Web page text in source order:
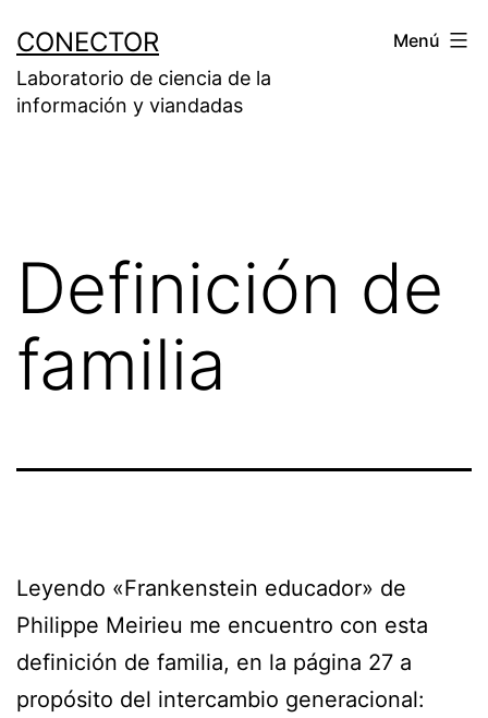
contenido
CONECTOR
Laboratorio de ciencia de la
información y viandadas
Menú
Definición de
familia
Leyendo «Frankenstein educador» de
Philippe Meirieu me encuentro con esta
definición de familia, en la página 27 a
propósito del intercambio generacional: